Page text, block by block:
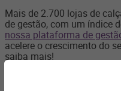
Mais de 2.700 lojas de
de gestão, com um índice
nossa plataforma de
acelere o crescimento do
saiba mais!